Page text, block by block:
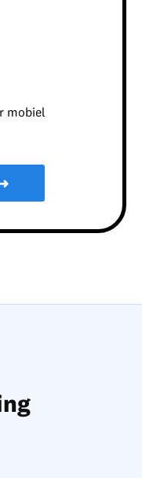
mobiel